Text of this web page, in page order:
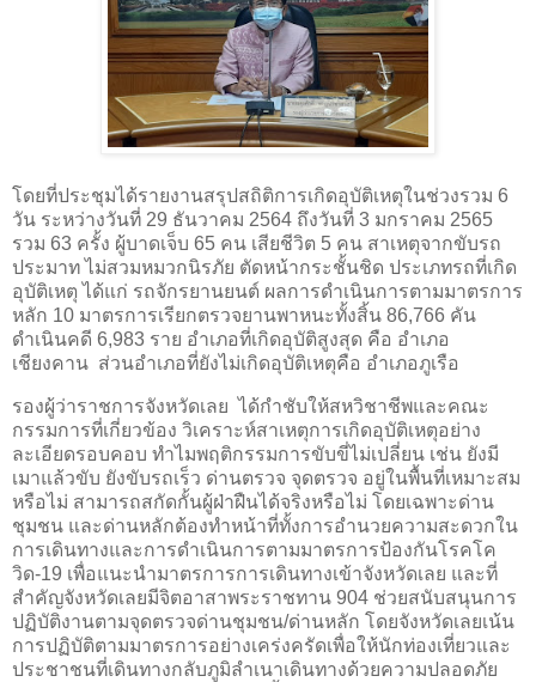
โดยที่ประชุมได้รายงานสรุปสถิติการเกิดอุบัติเหตุในช่วงรวม 6
วัน ระหว่างวันที่ 29 ธันวาคม 2564 ถึงวันที่ 3 มกราคม 2565
รวม 63 ครั้ง ผู้บาดเจ็บ 65 คน เสียชีวิต 5 คน สาเหตุจากขับรถ
ประมาท ไม่สวมหมวกนิรภัย ตัดหน้ากระชั้นชิด ประเภทรถที่เกิด
อุบัติเหตุ ได้แก่ รถจักรยานยนต์ ผลการดำเนินการตามมาตรการ
หลัก 10 มาตรการเรียกตรวจยานพาหนะทั้งสิ้น 86,766 คัน
ดำเนินคดี 6,983 ราย อำเภอที่เกิดอุบัติสูงสุด คือ อำเภอ
เชียงคาน ส่วนอำเภอที่ยังไม่เกิดอุบัติเหตุคือ อำเภอภูเรือ
รองผู้ว่าราชการจังหวัดเลย ได้กำชับให้สหวิชาชีพและคณะ
กรรมการที่เกี่ยวข้อง วิเคราะห์สาเหตุการเกิดอุบัติเหตุอย่าง
ละเอียดรอบคอบ ทำไมพฤติกรรมการขับขี่ไม่เปลี่ยน เช่น ยังมี
เมาแล้วขับ ยังขับรถเร็ว ด่านตรวจ จุดตรวจ อยู่ในพื้นที่เหมาะสม
หรือไม่ สามารถสกัดกั้นผู้ฝ่าฝืนได้จริงหรือไม่ โดยเฉพาะด่าน
ชุมชน และด่านหลักต้องทำหน้าที่ทั้งการอำนวยความสะดวกใน
การเดินทางและการดำเนินการตามมาตรการป้องกันโรคโค
วิด-19 เพื่อแนะนำมาตรการการเดินทางเข้าจังหวัดเลย และที่
สำคัญจังหวัดเลยมีจิตอาสาพระราชทาน 904 ช่วยสนับสนุนการ
ปฏิบัติงานตามจุดตรวจด่านชุมชน/ด่านหลัก โดยจังหวัดเลยเน้น
การปฏิบัติตามมาตรการอย่างเคร่งครัดเพื่อให้นักท่องเที่ยวและ
ประชาชนที่เดินทางกลับภูมิลำเนาเดินทางด้วยความปลอดภัย